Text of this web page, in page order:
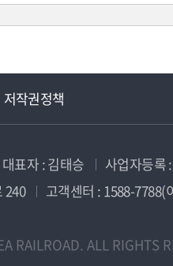
저작권정책
대표자 : 김태승 사업자등록
240
고객센터 : 1588-7788(
RAILROAD. ALL RIGHTS